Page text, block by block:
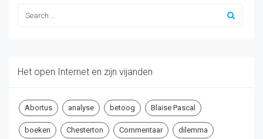
Het open Internet en zijn vijanden
Abortus analyse betoog Blaise Pascal
boeken Chesterton Commentaar dilemma